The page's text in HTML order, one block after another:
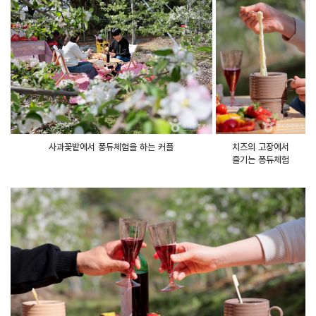
사과꽃밭에서 퐁듀체험을 하는 커플
치즈의 고장에서
즐기는 퐁듀체험